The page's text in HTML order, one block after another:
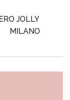
JOLLY
MILANO